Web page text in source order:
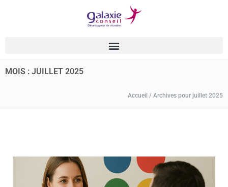
MOIS : JUILLET 2025
Accueil / Archives pour juillet 2025